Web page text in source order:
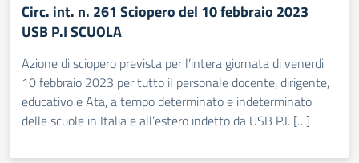
Circ. int. n. 261 Sciopero del 10 febbraio 2023
USB P.I SCUOLA
Azione di sciopero prevista per l’intera giornata di venerdi
10 febbraio 2023 per tutto il personale docente, dirigente,
educativo e Ata, a tempo determinato e indeterminato
delle scuole in Italia e all’estero indetto da USB P.I. […]